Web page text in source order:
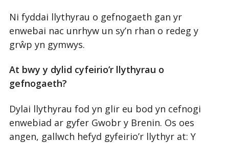
Ni fyddai llythyrau o gefnogaeth gan yr
enwebai nac unrhyw un sy’n rhan o redeg y
grŵp yn gymwys.
At bwy y dylid cyfeirio’r llythyrau o
gefnogaeth?
Dylai llythyrau fod yn glir eu bod yn cefnogi
enwebiad ar gyfer Gwobr y Brenin. Os oes
angen, gallwch hefyd gyfeirio’r llythyr at: Y